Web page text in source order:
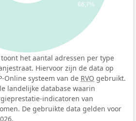
66,7%
het aantal adressen per type
Hiervoor zijn de data op
Online systeem van de RVO gebruikt.
landelijke database waarin
indicatoren van
De gebruikte data gelden voor